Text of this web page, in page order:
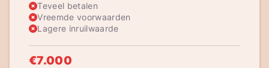
Teveel betalen
Vreemde voorwaarden
Lagere inruilwaarde
€7.000